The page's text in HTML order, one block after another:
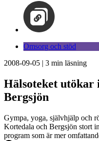
Omsorg och stöd
2008-09-05 | 3 min läsning
Hälsoteket utökar
Bergsjön
Gympa, yoga, självhjälp och
Kortedala och Bergsjön stort
program som är mer